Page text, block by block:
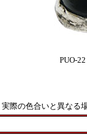
PUO-
実際の色合いと異なる